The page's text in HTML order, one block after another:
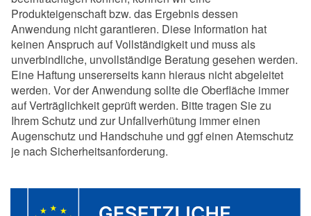
Produkteigenschaft bzw. das Ergebnis dessen
Anwendung nicht garantieren. Diese Information hat
keinen Anspruch auf Vollständigkeit und muss als
unverbindliche, unvollständige Beratung gesehen werden.
Eine Haftung unsererseits kann hieraus nicht abgeleitet
werden. Vor der Anwendung sollte die Oberfläche immer
auf Verträglichkeit geprüft werden. Bitte tragen Sie zu
Ihrem Schutz und zur Unfallverhütung immer einen
Augenschutz und Handschuhe und ggf einen Atemschutz
je nach Sicherheitsanforderung.